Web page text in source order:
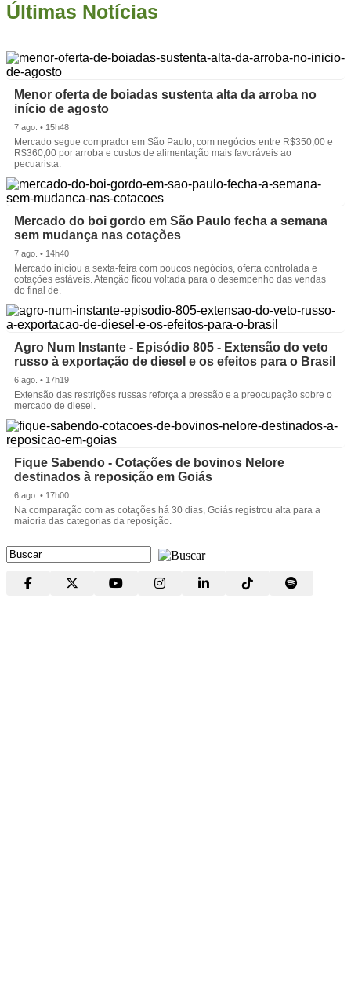
Últimas Notícias
Menor oferta de boiadas sustenta alta da arroba no
início de agosto
7 ago. • 15h48
Mercado segue comprador em São Paulo, com negócios entre R$350,00 e
R$360,00 por arroba e custos de alimentação mais favoráveis ao
pecuarista.
Mercado do boi gordo em São Paulo fecha a semana
sem mudança nas cotações
7 ago. • 14h40
Mercado iniciou a sexta-feira com poucos negócios, oferta controlada e
cotações estáveis. Atenção ficou voltada para o desempenho das vendas
do final de.
Agro Num Instante - Episódio 805 - Extensão do veto
russo à exportação de diesel e os efeitos para o Brasil
6 ago. • 17h19
Extensão das restrições russas reforça a pressão e a preocupação sobre o
mercado de diesel.
Fique Sabendo - Cotações de bovinos Nelore
destinados à reposição em Goiás
6 ago. • 17h00
Na comparação com as cotações há 30 dias, Goiás registrou alta para a
maioria das categorias da reposição.